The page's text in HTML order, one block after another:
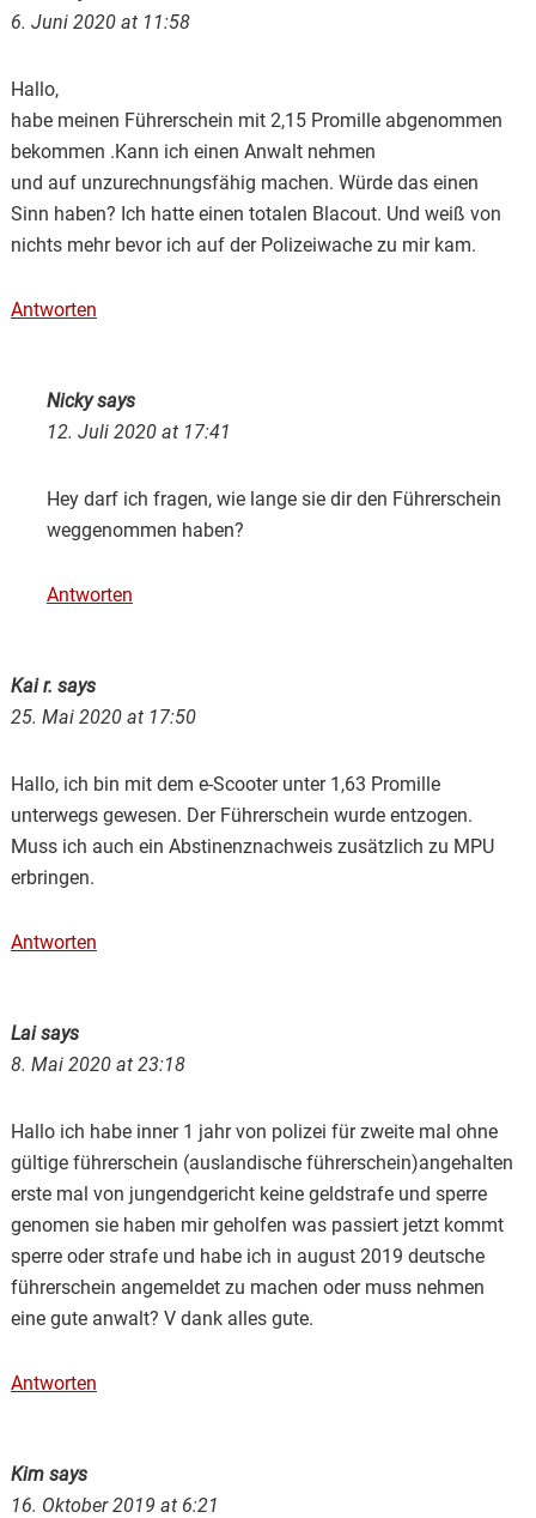
6. Juni 2020 at 11:58
Hallo,
habe meinen Führerschein mit 2,15 Promille abgenommen
bekommen .Kann ich einen Anwalt nehmen
und auf unzurechnungsfähig machen. Würde das einen
Sinn haben? Ich hatte einen totalen Blacout. Und weiß von
nichts mehr bevor ich auf der Polizeiwache zu mir kam.
Antworten
Nickysays
12. Juli 2020 at 17:41
Hey darf ich fragen, wie lange sie dir den Führerschein
weggenommen haben?
Antworten
Kai r. says
25. Mai 2020 at 17:50
Hallo, ich bin mit dem e-Scooter unter 1,63 Promille
unterwegs gewesen. Der Führerschein wurde entzogen.
Muss ich auch ein Abstinenznachweis zusätzlich zu MPU
erbringen.
Antworten
Laisays
8. Mai 2020 at 23:18
Hallo ich habe inner 1 jahr von polizei für zweite mal ohne
gültige führerschein (auslandische führerschein)angehalten
erste mal von jungendgericht keine geldstrafe und sperre
genomen sie haben mir geholfen was passiert jetzt kommt
sperre oder strafe und habe ich in august 2019 deutsche
führerschein angemeldet zu machen oder muss nehmen
eine gute anwalt? V dank alles gute.
Antworten
Kim says
16. Oktober 2019 at 6:21